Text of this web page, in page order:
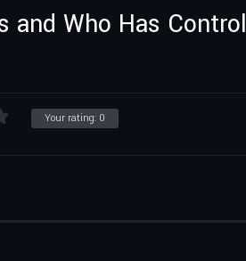
and Who Has Control
Your rating: 0